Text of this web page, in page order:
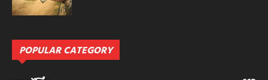
POPULAR CATEGORY